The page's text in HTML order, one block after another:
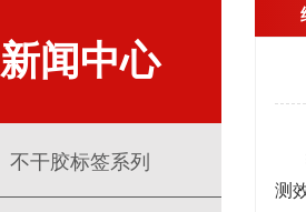
新闻中心
不干胶标签系列
测